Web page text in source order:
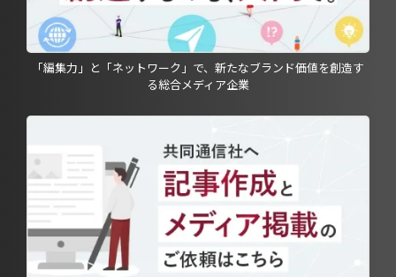
「編集力」と「ネットワーク」で、新たなブランド価値を創造す
る総合メディア企業